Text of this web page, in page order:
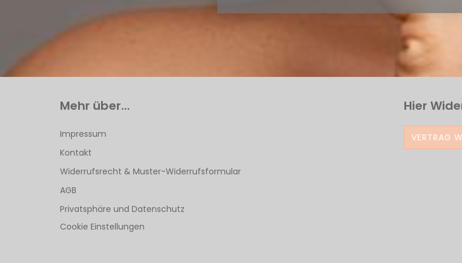
Mehr über...
Impressum
Kontakt
Widerrufsrecht & Muster-Widerrufsformular
AGB
Privatsphäre und Datenschutz
Cookie Einstellungen
Hier
VERTRAG